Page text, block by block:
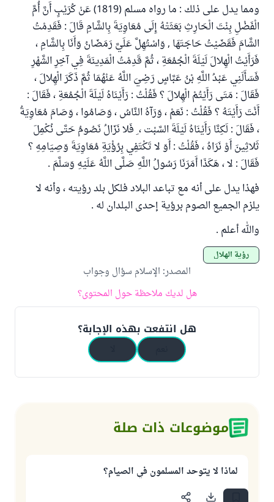
ومما يدل على ذلك : ما رواه مسلم (1819) عَنْ كُرَيْبٍ أَنَّ أُمَّ
الْفَضْلِ بِنْتَ الْحَارِثِ بَعَثَتْهُ إِلَى مُعَاوِيَةَ بِالشَّامِ قَالَ : فَقَدِمْتُ
الشَّامَ فَقَضَيْتُ حَاجَتَهَا , وَاسْتُهِلَّ عَلَيَّ رَمَضَانُ وَأَنَا بِالشَّامِ ،
فَرَأَيْتُ الْهِلالَ لَيْلَةَ الْجُمُعَةِ ، ثُمَّ قَدِمْتُ الْمَدِينَةَ فِي آخِرِ الشَّهْرِ
فَسَأَلَنِي عَبْدُ اللَّهِ بْنُ عَبَّاسٍ رَضِيَ اللَّهُ عَنْهُمَا ثُمَّ ذَكَرَ الْهِلالَ ،
فَقَالَ : مَتَى رَأَيْتُمْ الْهِلالَ ؟ فَقُلْتُ : رَأَيْنَاهُ لَيْلَةَ الْجُمُعَةِ ، فَقَالَ :
أَنْتَ رَأَيْتَهُ ؟ فَقُلْتُ : نَعَمْ ، وَرَآهُ النَّاسُ ، وَصَامُوا ، وَصَامَ مُعَاوِيَةُ
، فَقَالَ : لَكِنَّا رَأَيْنَاهُ لَيْلَةَ السَّبْت ، ِ فَلا نَزَالُ نَصُومُ حَتَّى نُكْمِلَ
ثَلاثِينَ أَوْ نَرَاهُ ، فَقُلْتُ : أَوَ لا تَكْتَفِي بِرُؤْيَةِ مُعَاوِيَةَ وَصِيَامِهِ ؟
فَقَالَ : لا ، هَكَذَا أَمَرَنَا رَسُولُ اللَّهِ صَلَّى اللَّهُ عَلَيْهِ وَسَلَّمَ .
فهذا يدل على أنه مع تباعد البلاد فلكل بلد رؤيته ، وأنه لا
يلزم الجميع الصوم برؤية إحدى البلدان له .
والله أعلم .
رؤية الهلال
المصدر: الإسلام سؤال وجواب
هل لديك ملاحظة حول المحتوى؟
هل انتفعت بهذه الإجابة؟
موضوعات ذات صلة
لماذا لا يتوحد المسلمون في الصيام؟